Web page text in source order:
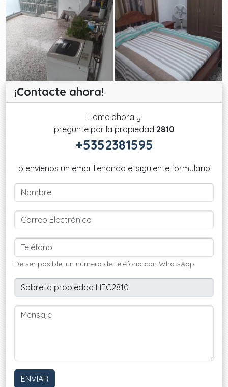
¡Contacte ahora!
Llame ahora y
pregunte por la propiedad 2810
+5352381595
o envíenos un email llenando el siguiente formulario
De ser posible, un número de teléfono con WhatsApp
ENVIAR